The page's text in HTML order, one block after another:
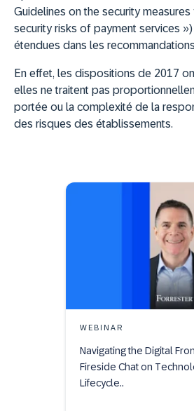
Guidelines on the security
security risks of payment services
étendues dans les recommandations
En effet, les dispositions de 2017
elles ne traitent pas
portée ou la complexité de la
des risques des établissements.
WEBINAR
Navigating the Digital
Fireside Chat on
Lifecycle..